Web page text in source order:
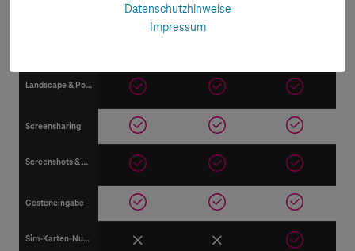
Landscape & Portrait Mode
Screensharing
Screenshots & Videos
Gesteneingabe
Sim-Karten-Nutzung
Datenschutzhinweise
Impressum